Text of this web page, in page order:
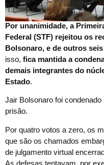
Por unanimidade, a
Federal (STF) rejeitou os
Bolsonaro, e de outros
isso, fica mantida a
demais integrantes do
Estado.
Jair Bolsonaro foi
prisão.
Por quatro votos a zero, os
que são os chamados
de julgamento virtual
As defesas tentavam, por